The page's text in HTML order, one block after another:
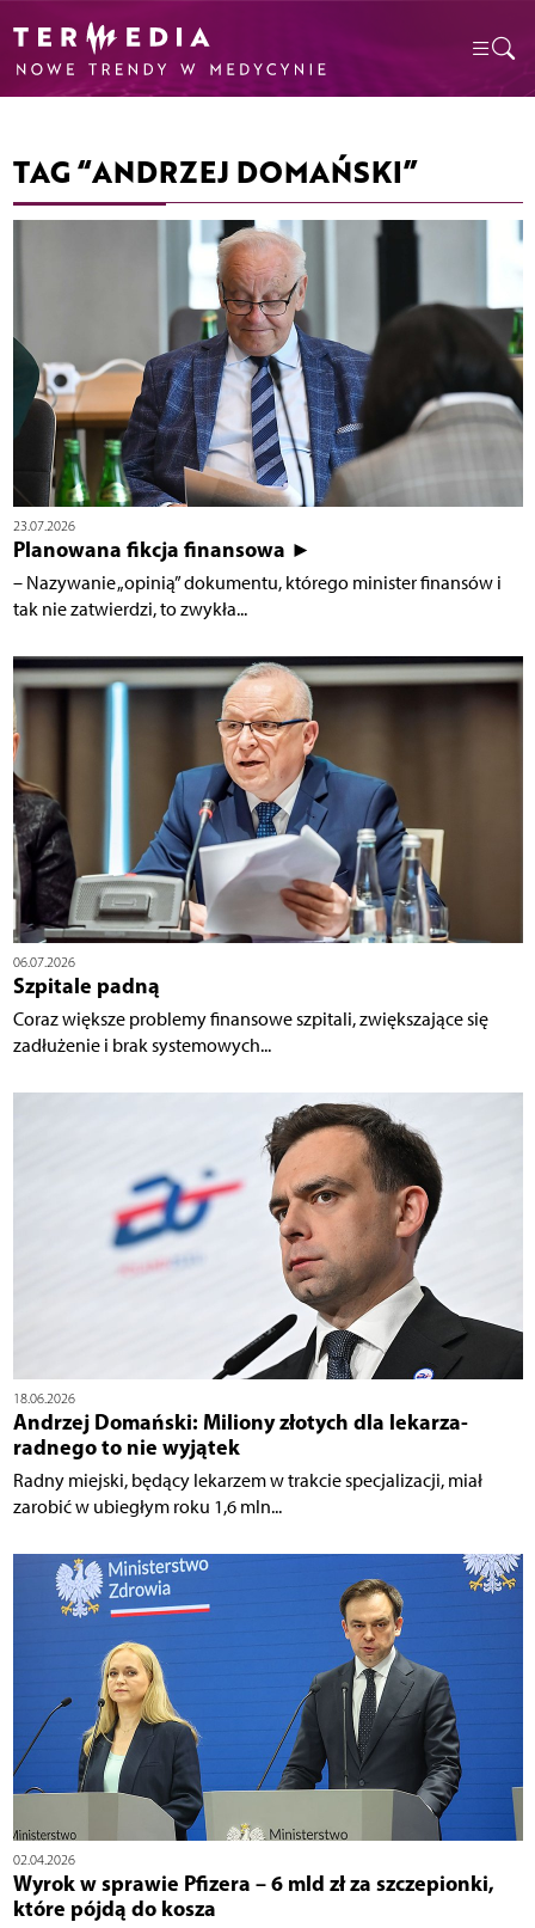
TAG “ANDRZEJ DOMAŃSKI”
23.07.2026
Planowana fikcja finansowa ►
– Nazywanie „opinią” dokumentu, którego minister finansów i
tak nie zatwierdzi, to zwykła...
06.07.2026
Szpitale padną
Coraz większe problemy finansowe szpitali, zwiększające się
zadłużenie i brak systemowych...
18.06.2026
Andrzej Domański: Miliony złotych dla lekarza-
radnego to nie wyjątek
Radny miejski, będący lekarzem w trakcie specjalizacji, miał
zarobić w ubiegłym roku 1,6 mln...
02.04.2026
Wyrok w sprawie Pfizera – 6 mld zł za szczepionki,
które pójdą do kosza